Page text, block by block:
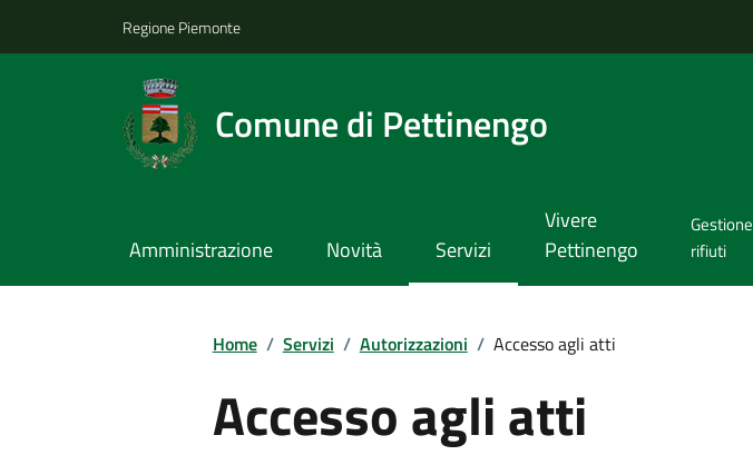
Regione Piemonte
Comune di Pettinengo
Amministrazione Novità Servizi
Vivere
Pettinengo
Gestione
rifiuti
Home / Servizi / Autorizzazioni / Accesso agli atti
Accesso agli atti